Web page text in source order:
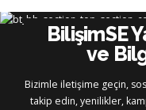
BilişimSE
ve
Bizimle iletişime geçin,
takip edin, yenilikler,